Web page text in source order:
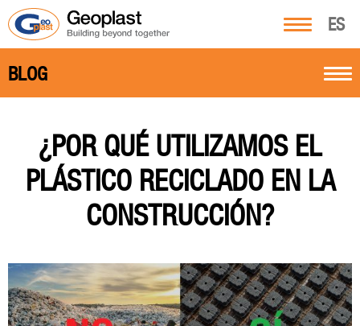
ES
BLOG
¿POR QUÉ UTILIZAMOS EL
PLÁSTICO RECICLADO EN LA
CONSTRUCCIÓN?